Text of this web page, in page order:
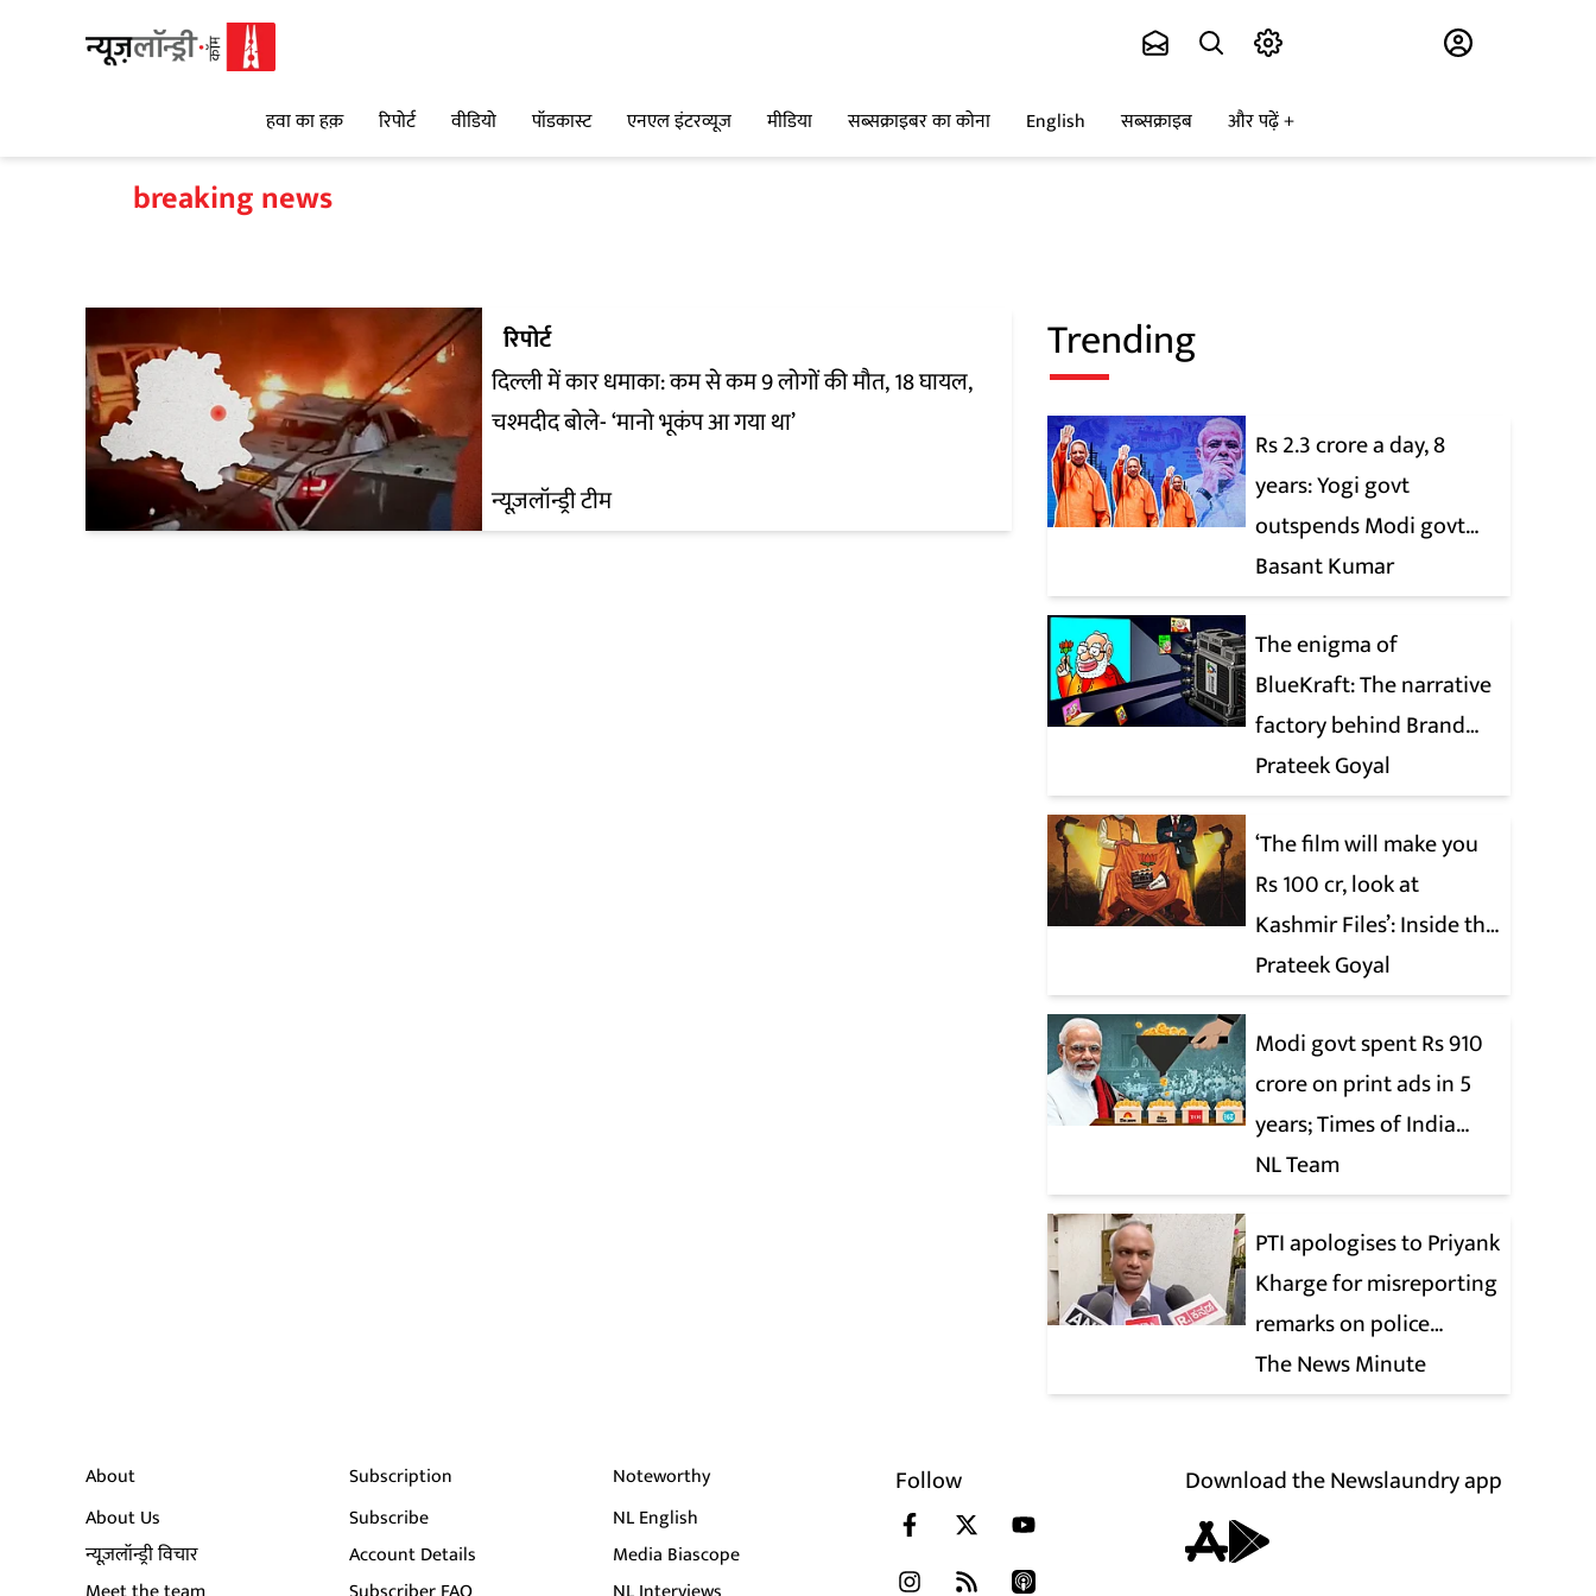
हवा का हक़ रिपोर्ट वीडियो पॉडकास्ट एनएल इंटरव्यूज मीडिया सब्सक्राइबर का कोना English सब्सक्राइब और पढ़ें
breaking news
रिपोर्ट
दिल्ली में कार धमाका: कम से कम 9 लोगों की मौत, 18 घायल,
चश्मदीद बोले- ‘मानो भूकंप आ गया था’
न्यूज़लॉन्ड्री टीम
Trending
Rs 2.3 crore a day, 8
years: Yogi govt
outspends Modi govt
when it comes to ads
Basant Kumar
The enigma of
BlueKraft: The narrative
factory behind Brand
Modi
Prateek Goyal
‘The film will make you
Rs 100 cr, look at
Kashmir Files’: Inside the
quiet capture of
Bollywood
Prateek Goyal
Modi govt spent Rs 910
crore on print ads in 5
years; Times of India
biggest beneficiary
NL Team
PTI apologises to Priyank
Kharge for misreporting
remarks on police
constable exam
The News Minute
About
About Us
न्यूज़लॉन्ड्री विचार
Subscription
Subscribe
Account Details
Noteworthy
NL English
Media Biascope
Follow Download the Newslaundry app